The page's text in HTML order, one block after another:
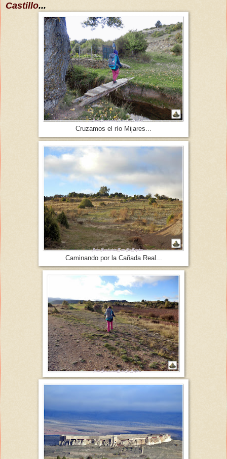
Castillo...
Cruzamos el río Mijares...
Caminando por la Cañada Real...